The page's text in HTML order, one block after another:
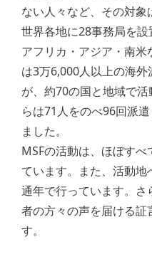
ない人々など、その対
世界各地に28事務局を
アフリカ・アジア・南
は3万6,000人以上の海
が、約70の国と地域で
らは71人をのべ96回派
ました。
MSFの活動は、ほぼす
ています。また、活動
通年で行っています。
者の方々の声を届ける証
す。